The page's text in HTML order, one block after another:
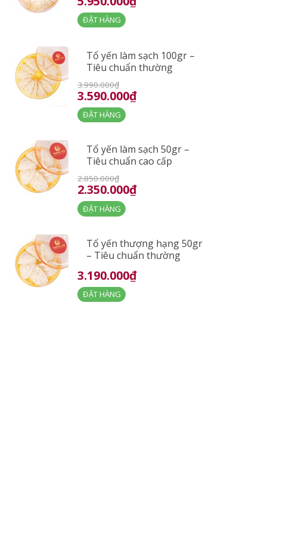
ĐẶT HÀNG
Tổ yến làm sạch 100gr –
Tiêu chuẩn thường
3.990.000₫
3.590.000₫
ĐẶT HÀNG
Tổ yến làm sạch 50gr –
Tiêu chuẩn cao cấp
2.850.000₫
2.350.000₫
ĐẶT HÀNG
Tổ yến thượng hạng 50gr
– Tiêu chuẩn thường
3.190.000₫
ĐẶT HÀNG